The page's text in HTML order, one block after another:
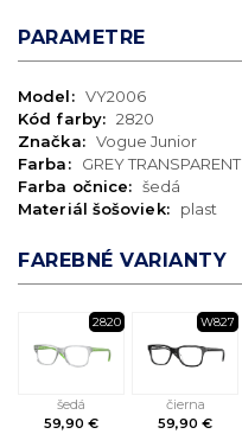
PARAMETRE
Model: VY2006
Kód farby: 2820
Značka: Vogue Junior
Farba:
GREY TRANSPARENT
Farba očnice: šedá
Materiál šošoviek:
plast
FAREBNÉ VARIANTY
2820
šedá
59,90 €
W827
čierna
59,90 €